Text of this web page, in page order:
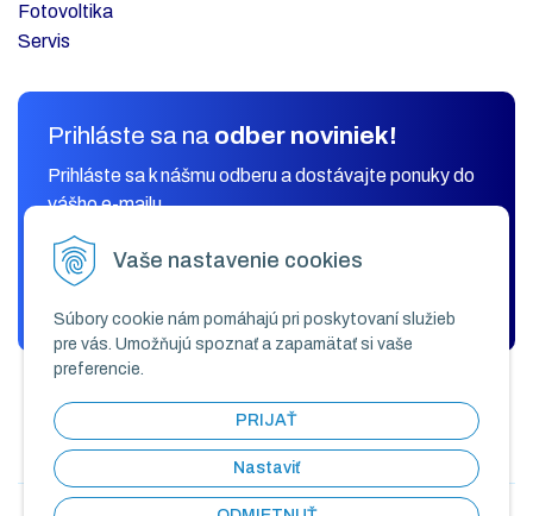
Vaše nastavenie cookies
Súbory cookie nám pomáhajú pri poskytovaní služieb
pre vás. Umožňujú spoznať a zapamätať si vaše
preferencie.
PRIJAŤ
Nastaviť
Fotovoltika
Servis
Prihláste sa na odber noviniek!
Prihláste sa k nášmu odberu a dostávajte ponuky do
vášho e-mailu.